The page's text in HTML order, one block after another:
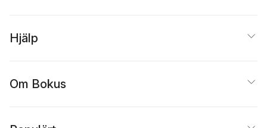
Hjälp
Om Bokus